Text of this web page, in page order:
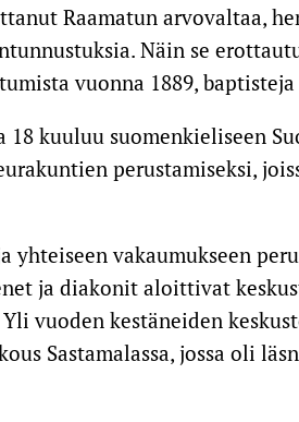
Raamatun arvovaltaa,
Näin se
vuonna 1889,
kuuluu suomenkieliseen
perustamiseksi,
vakaumukseen
ja diakonit aloittivat
vuoden kestäneiden
Sastamalassa, jossa oli